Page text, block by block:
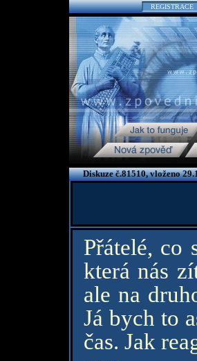
REGISTRACE
Diskuze č.81510, vloženo
Přátelé, co
která nás
ale na
Já bych to
čas. Jak